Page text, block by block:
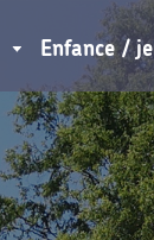
Enfance /